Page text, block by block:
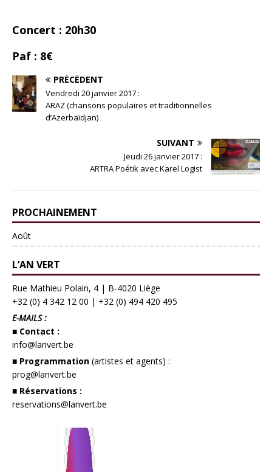
Concert : 20h30
Paf : 8€
PRÉCÉDENT
Vendredi 20 janvier 2017 :
ARAZ (chansons populaires et traditionnelles
d’Azerbaïdjan)
SUIVANT
Jeudi 26 janvier 2017 :
ARTRA Poétik avec Karel Logist
PROCHAINEMENT
Août
L’AN VERT
Rue Mathieu Polain, 4 | B-4020 Liège
+32 (0) 4 342 12 00 | +32 (0) 494 420 495
E-MAILS :
■ Contact :
info@lanvert.be
■ Programmation (artistes et agents) :
prog@lanvert.be
■ Réservations :
reservations@lanvert.be